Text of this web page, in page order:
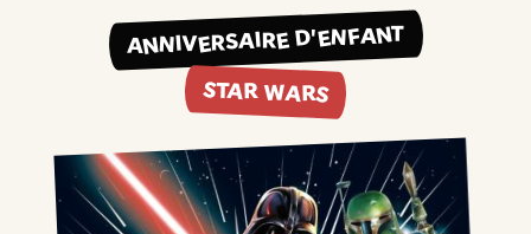
ANNIVERSAIRE D'ENFANT
STAR WARS